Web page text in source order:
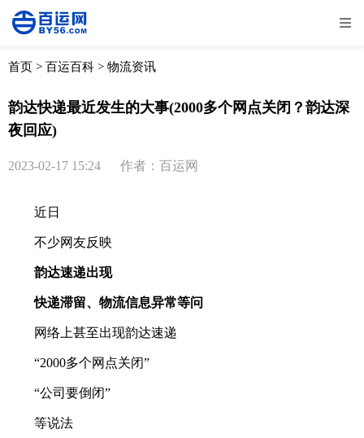
全部 物流资讯
首页 > 百运百科 > 物流资讯
韵达快递最近发生的大事(2000多个网点关闭？韵达深
夜回应)
2023-02-17 15:24 作者：百运网
近日
不少网友反映
韵达速递出现
快递滞留、物流信息异常等问
网络上甚至出现韵达速递
“2000多个网点关闭”
“公司要倒闭”
等说法